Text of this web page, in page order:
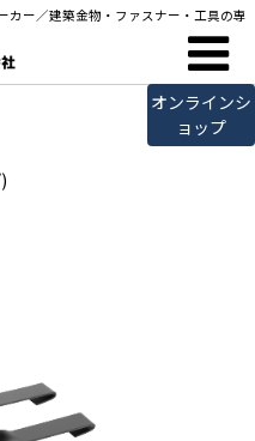
カー／建築金物・ファスナー・工具の専
オンラインシ
ョップ